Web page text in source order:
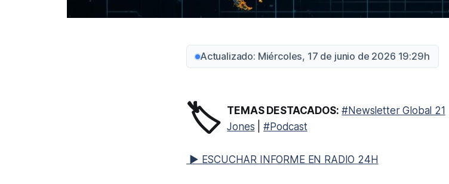
Actualizado: Miércoles, 17 de junio de 2026 19:29h
🏷️ TEMAS DESTACADOS: #Newsletter Global 21
Jones |#Podcast
▶ ESCUCHAR INFORME EN RADIO 24H